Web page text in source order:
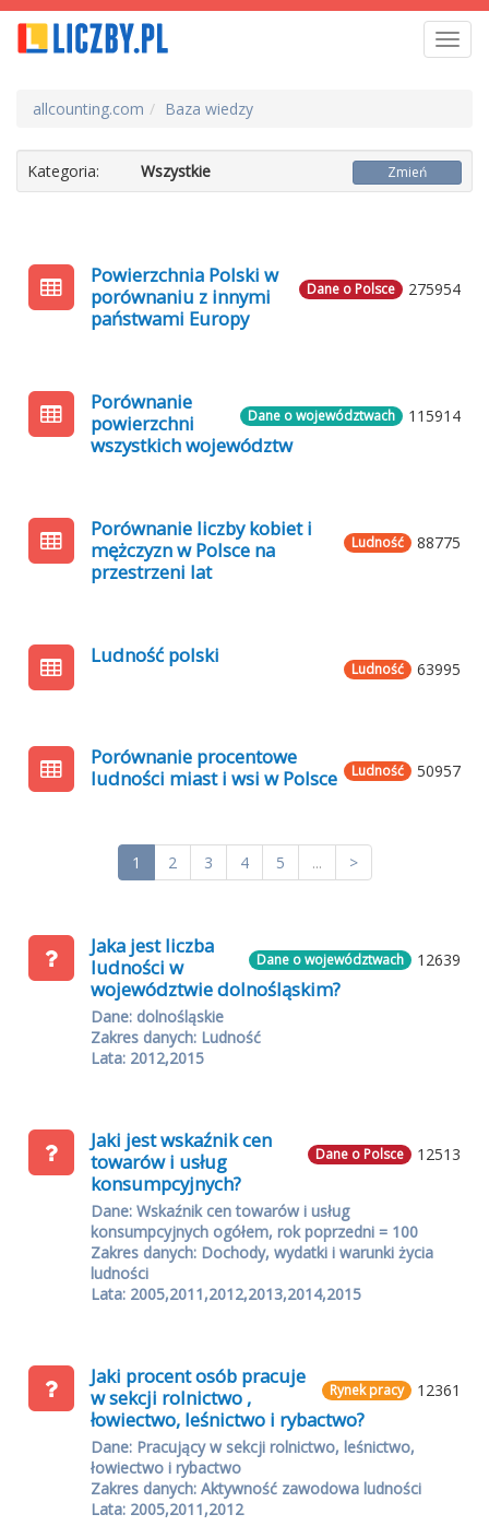
allcounting.com Baza wiedzy
Kategoria: Wszystkie Zmień
275954
Dane o Polsce
Powierzchnia Polski w
porównaniu z innymi
państwami Europy
115914
Dane o województwach
Porównanie
powierzchni
wszystkich województw
88775
Ludność
Porównanie liczby kobiet i
mężczyzn w Polsce na
przestrzeni lat
63995
Ludność
Ludność polski
50957
Ludność
Porównanie procentowe
ludności miast i wsi w Polsce
1 2 3 4 5 ... >
12639
Dane o województwach
Jaka jest liczba
ludności w
województwie dolnośląskim?
Dane: dolnośląskie
Zakres danych: Ludność
Lata: 2012,2015
12513
Dane o Polsce
Jaki jest wskaźnik cen
towarów i usług
konsumpcyjnych?
Dane: Wskaźnik cen towarów i usług
konsumpcyjnych ogółem, rok poprzedni = 100
Zakres danych: Dochody, wydatki i warunki życia
ludności
Lata: 2005,2011,2012,2013,2014,2015
12361
Rynek pracy
Jaki procent osób pracuje
w sekcji rolnictwo ,
łowiectwo, leśnictwo i rybactwo?
Dane: Pracujący w sekcji rolnictwo, leśnictwo,
łowiectwo i rybactwo
Zakres danych: Aktywność zawodowa ludności
Lata: 2005,2011,2012